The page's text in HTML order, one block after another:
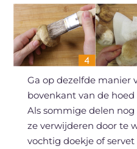
Ga op dezelfde manier
bovenkant van de
Als sommige delen
ze verwijderen door te
vochtig doekje of servet